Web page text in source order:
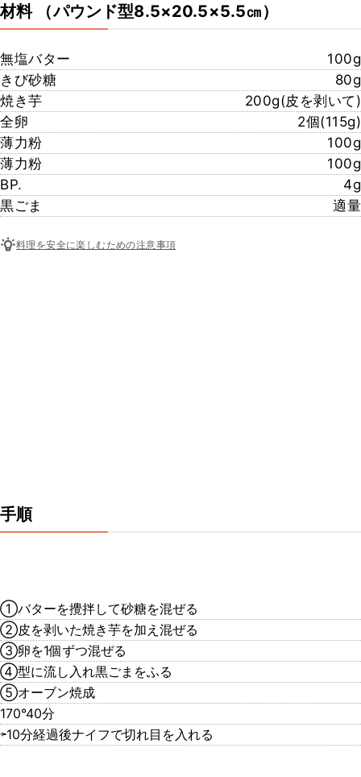
材料 （パウンド型8.5×20.5×5.5㎝）
無塩バター
100g
きび砂糖
80g
焼き芋
200g(皮を剥いて)
全卵
2個(115g)
薄力粉
100g
薄力粉
100g
BP.
4g
黒ごま
適量
料理を安全に楽しむための注意事項
手順
①バターを攪拌して砂糖を混ぜる
②皮を剥いた焼き芋を加え混ぜる
③卵を1個ずつ混ぜる
④型に流し入れ黒ごまをふる
⑤オーブン焼成
170°40分
⇦10分経過後ナイフで切れ目を入れる